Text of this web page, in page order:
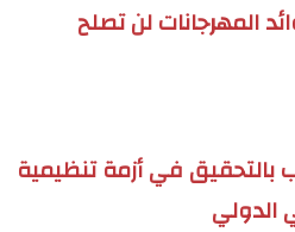
المهرجانات لن تصلح
بالتحقيق في أزمة تنظيمية
الدولي